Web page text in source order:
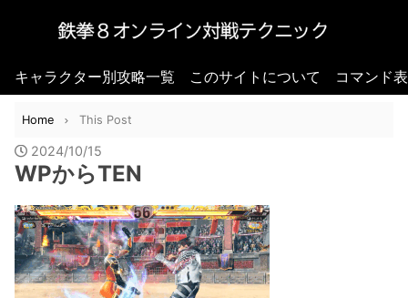
キャラクター別攻略一覧 このサイトについて コマンド
Home This Post
2024/10/15
WPからTEN